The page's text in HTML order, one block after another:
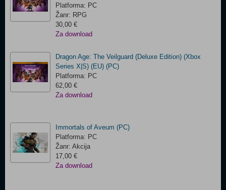
Platforma: PC
Žanr: RPG
30,00 €
Za download
Dragon Age: The Veilguard (Deluxe Edition) (Xbox
Series X|S) (EU) (PC)
Platforma: PC
62,00 €
Za download
Immortals of Aveum (PC)
Platforma: PC
Žanr: Akcija
17,00 €
Za download